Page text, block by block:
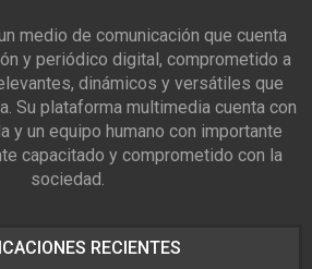
medio de comunicación que cuenta
y periódico digital, comprometido a
dinámicos y versátiles que
Su plataforma multimedia cuenta con
y un equipo humano con importante
capacitado y comprometido con la
sociedad.
RECIENTES